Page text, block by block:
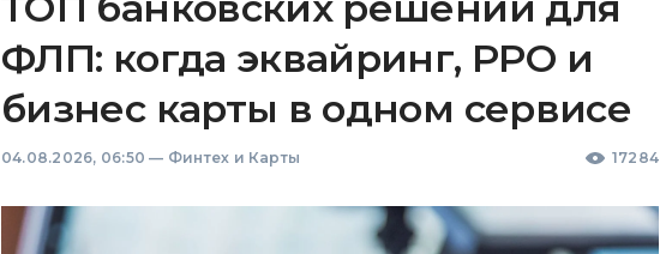
ФЛП: когда эквайринг, РРО и
бизнес карты в одном сервисе
04.08.2026, 06:50 — Финтех и Карты 17284